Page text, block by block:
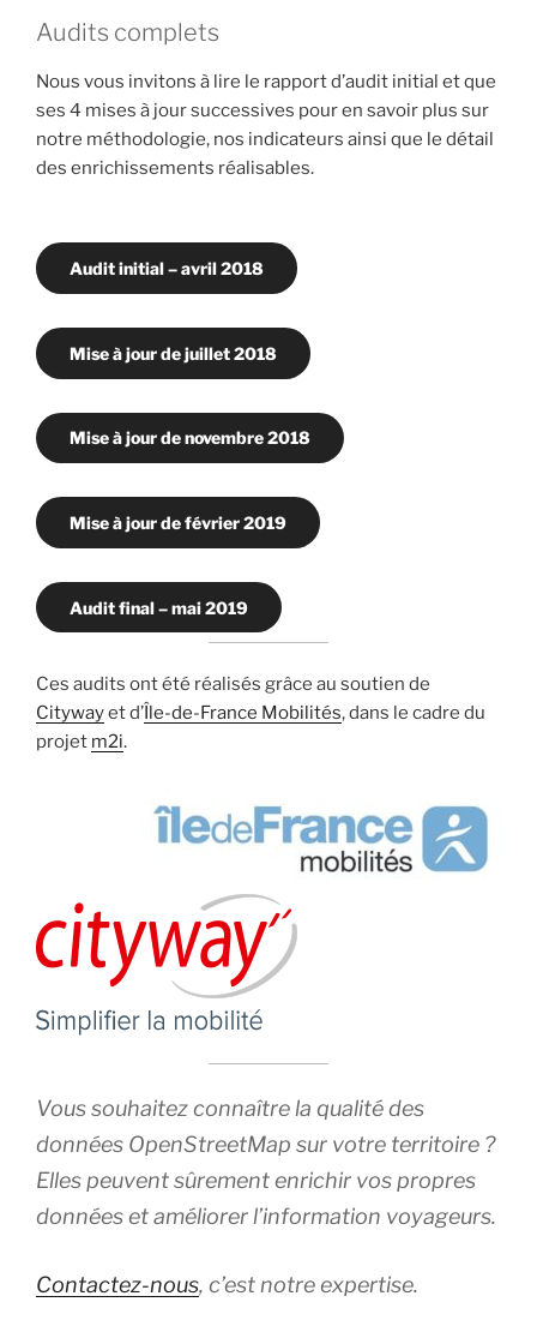
Audits complets
Nous vous invitons à lire le rapport d’audit initial et que
ses 4 mises à jour successives pour en savoir plus sur
notre méthodologie, nos indicateurs ainsi que le détail
des enrichissements réalisables.
Audit initial – avril 2018
Mise à jour de juillet 2018
Mise à jour de novembre 2018
Mise à jour de février 2019
Audit final – mai 2019
Ces audits ont été réalisés grâce au soutien de
Citywayet d’ Île-de-France Mobilités, dans le cadre du
projet m2i.
Vous souhaitez connaître la qualité des
données OpenStreetMap sur votre territoire ?
Elles peuvent sûrement enrichir vos propres
données et améliorer l’information voyageurs.
Contactez-nous, c’est notre expertise.